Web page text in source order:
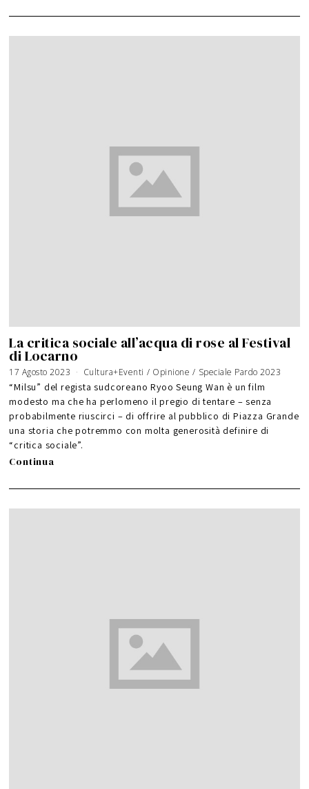
La critica sociale all’acqua di rose al Festival
di Locarno
17 Agosto 2023
A
g
o
s
o
2
0
2
3
Cultura+Eventi / Opinione / Speciale Pardo 2023
“Milsu” del regista sudcoreano Ryoo Seung Wan è un film
modesto ma che ha perlomeno il pregio di tentare – senza
probabilmente riuscirci – di offrire al pubblico di Piazza Grande
una storia che potremmo con molta generosità definire di
“critica sociale”.
Continua